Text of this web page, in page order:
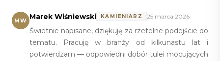
MW Marek Wiśniewski KAMIENIARZ 25 marca 2026
Świetnie napisane, dziękuję za rzetelne podejście do
tematu. Pracuję w branży od kilkunastu lat i
potwierdzam — odpowiedni dobór tulei mocujących